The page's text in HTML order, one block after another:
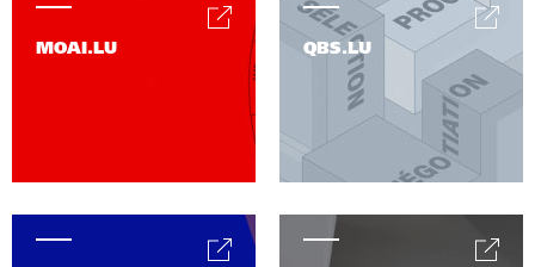
MOAI.LU QBS.LU